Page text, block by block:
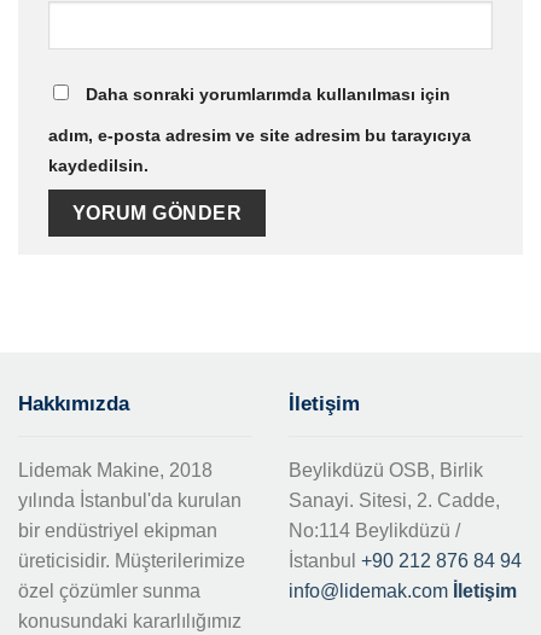
Daha sonraki yorumlarımda kullanılması için
adım, e-posta adresim ve site adresim bu tarayıcıya
kaydedilsin.
Hakkımızda
Lidemak Makine, 2018
yılında İstanbul'da kurulan
bir endüstriyel ekipman
üreticisidir. Müşterilerimize
özel çözümler sunma
konusundaki kararlılığımız
İletişim
Beylikdüzü OSB, Birlik
Sanayi. Sitesi, 2. Cadde,
No:114 Beylikdüzü /
İstanbul +90 212 876 84 94
info@lidemak.com
İletişim